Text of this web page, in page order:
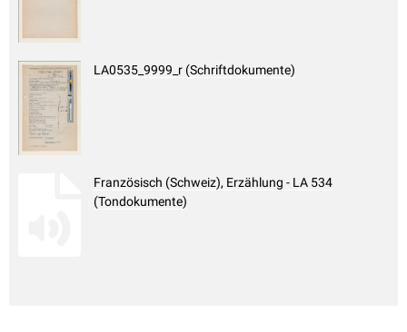
LA0535_9999_r (Schriftdokumente)
Französisch (Schweiz), Erzählung - LA 534
(Tondokumente)